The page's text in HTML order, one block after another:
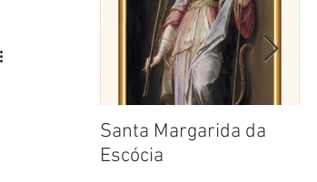
Santa Margarida da
Escócia